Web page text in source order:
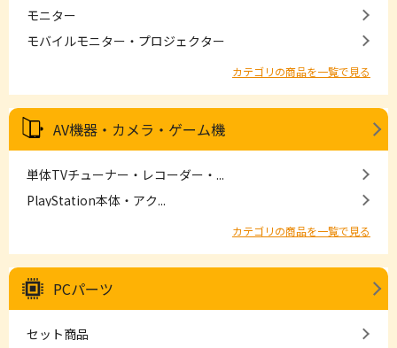
モニター
モバイルモニター・プロジェクター
カテゴリの商品を一覧で見る
AV機器・カメラ・ゲーム機
単体TVチューナー・レコーダー・...
PlayStation本体・アク...
カテゴリの商品を一覧で見る
PCパーツ
セット商品